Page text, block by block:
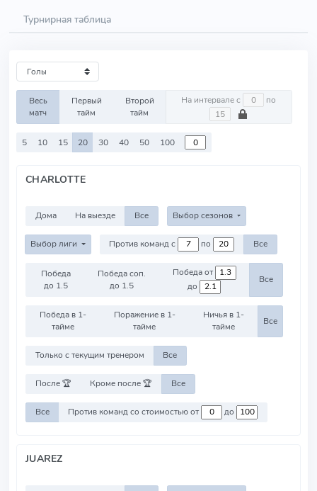
Турнирная таблица
Весь
матч
Первый
тайм
Второй
тайм
На интервале с по
5 10 15 20 30 40 50 100
CHARLOTTE
Дома На выезде Все Выбор сезонов
Выбор лиги Против команд с по Все
Победа
до 1.5
Победа соп.
до 1.5
Победа от
до
Все
Победа в 1-
тайме
Поражение в 1-
тайме
Ничья в 1-
тайме
Все
Только с текущим тренером Все
После 🏆 Кроме после 🏆 Все
Все Против команд со стоимостью от до
JUAREZ